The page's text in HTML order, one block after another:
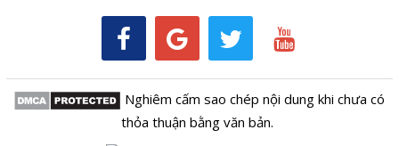
Nghiêm cấm sao chép nội dung khi chưa có
thỏa thuận bằng văn bản.